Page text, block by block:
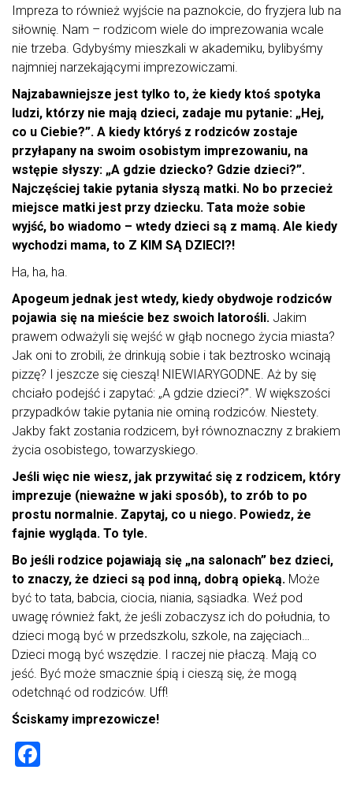
Impreza to również wyjście na paznokcie, do fryzjera lub na
siłownię. Nam – rodzicom wiele do imprezowania wcale
nie trzeba. Gdybyśmy mieszkali w akademiku, bylibyśmy
najmniej narzekającymi imprezowiczami.
Najzabawniejsze jest tylko to, że kiedy ktoś spotyka
ludzi, którzy nie mają dzieci, zadaje mu pytanie: „Hej,
co u Ciebie?”. A kiedy któryś z rodziców zostaje
przyłapany na swoim osobistym imprezowaniu, na
wstępie słyszy: „A gdzie dziecko? Gdzie dzieci?”.
Najczęściej takie pytania słyszą matki. No bo przecież
miejsce matki jest przy dziecku. Tata może sobie
wyjść, bo wiadomo – wtedy dzieci są z mamą. Ale kiedy
wychodzi mama, to Z KIM SĄ DZIECI?!
Ha, ha, ha.
Apogeum jednak jest wtedy, kiedy obydwoje rodziców
pojawia się na mieście bez swoich latorośli. Jakim
prawem odważyli się wejść w głąb nocnego życia miasta?
Jak oni to zrobili, że drinkują sobie i tak beztrosko wcinają
pizzę? I jeszcze się cieszą! NIEWIARYGODNE. Aż by się
chciało podejść i zapytać: „A gdzie dzieci?”. W większości
przypadków takie pytania nie ominą rodziców. Niestety.
Jakby fakt zostania rodzicem, był równoznaczny z brakiem
życia osobistego, towarzyskiego.
Jeśli więc nie wiesz, jak przywitać się z rodzicem, który
imprezuje (nieważne w jaki sposób), to zrób to po
prostu normalnie. Zapytaj, co u niego. Powiedz, że
fajnie wygląda. To tyle.
Bo jeśli rodzice pojawiają się „na salonach” bez dzieci,
to znaczy, że dzieci są pod inną, dobrą opieką. Może
być to tata, babcia, ciocia, niania, sąsiadka. Weź pod
uwagę również fakt, że jeśli zobaczysz ich do południa, to
dzieci mogą być w przedszkolu, szkole, na zajęciach…
Dzieci mogą być wszędzie. I raczej nie płaczą. Mają co
jeść. Być może smacznie śpią i cieszą się, że mogą
odetchnąć od rodziców. Uff!
Ściskamy imprezowicze!